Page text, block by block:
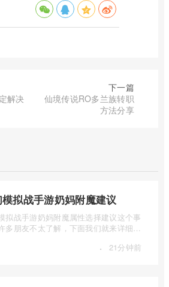
解决
下一篇
仙境传说RO多兰族转职
方法分享
拟战手游奶妈附魔建议
拟战手游奶妈附魔属性选择建议这个事
多朋友不太了解，下面我们就来详细介
· 21分钟前